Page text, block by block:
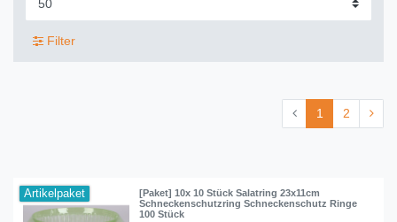
Filter
1 2
Artikelpaket
[Paket] 10x 10 Stück Salatring 23x11cm
Schneckenschutzring Schneckenschutz Ringe
100 Stück